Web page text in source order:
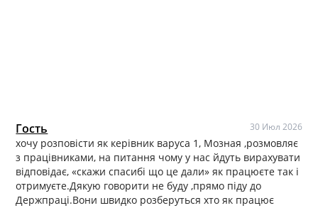
Гость 30 Июл 2026
хочу розповісти як керівник варуса 1, Мозная ,розмовляє
з працівниками, на питання чому у нас йдуть вирахувати
відповідає, «скажи спасибі що це дали» як працюєте так і
отримуєте.Дякую говорити не буду ,прямо піду до
Держпрацi.Вони швидко розберуться хто як працює